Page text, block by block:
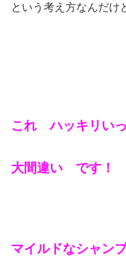
という考え方なんだけ
これ ハッキリい
大間違い です！
マイルドなシャン